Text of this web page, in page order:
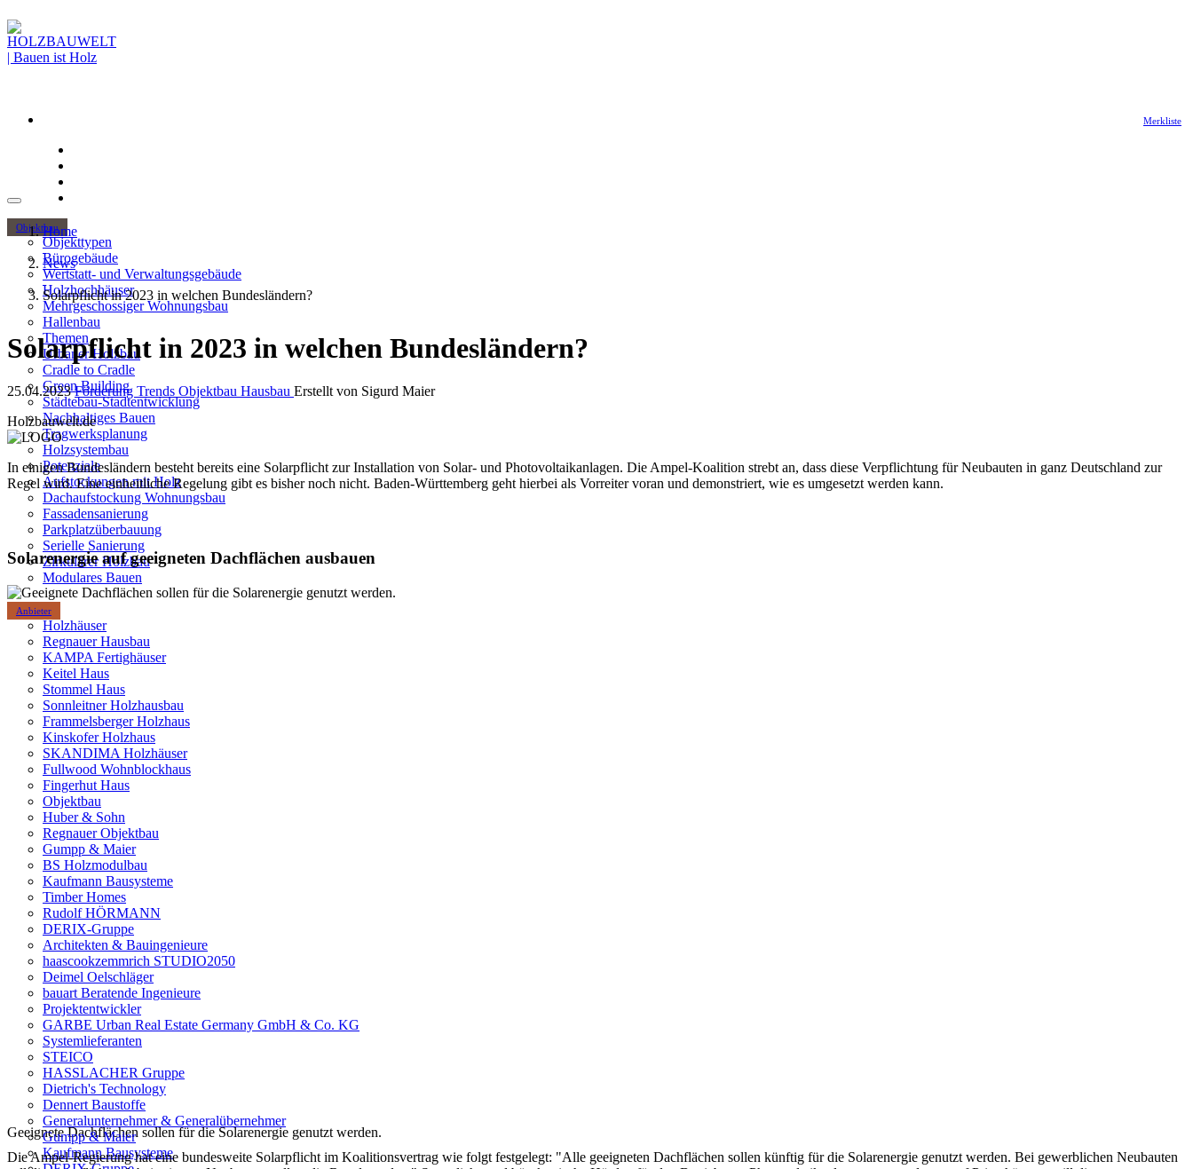
Merkliste
Objektbau
Objekttypen
Bürogebäude
Wertstatt- und Verwaltungsgebäude
Holzhochhäuser
Mehrgeschossiger Wohnungsbau
Hallenbau
Themen
Urbaner Holzbau
Cradle to Cradle
Green Building
Städtebau-Stadtentwicklung
Nachhaltiges Bauen
Tragwerksplanung
Holzsystembau
Potenziale
Aufstockungen mit Holz
Dachaufstockung Wohnungsbau
Fassadensanierung
Parkplatzüberbauung
Serielle Sanierung
Zirkulärer Holzbau
Modulares Bauen
Anbieter
Holzhäuser
Regnauer Hausbau
KAMPA Fertighäuser
Keitel Haus
Stommel Haus
Sonnleitner Holzhausbau
Frammelsberger Holzhaus
Kinskofer Holzhaus
SKANDIMA Holzhäuser
Fullwood Wohnblockhaus
Fingerhut Haus
Objektbau
Huber & Sohn
Regnauer Objektbau
Gumpp & Maier
BS Holzmodulbau
Kaufmann Bausysteme
Timber Homes
Rudolf HÖRMANN
DERIX-Gruppe
Architekten & Bauingenieure
haascookzemmrich STUDIO2050
Deimel Oelschläger
bauart Beratende Ingenieure
Projektentwickler
GARBE Urban Real Estate Germany GmbH & Co. KG
Systemlieferanten
STEICO
HASSLACHER Gruppe
Dietrich's Technology
Dennert Baustoffe
Generalunternehmer & Generalübernehmer
Gumpp & Maier
Kaufmann Bausysteme
Home
News
Solarpflicht in 2023 in welchen Bundesländern?
Solarpflicht in 2023 in welchen Bundesländern?
25.04.2023Förderung Trends Objektbau Hausbau Erstellt von Sigurd Maier
Holzbauwelt.de
In einigen Bundesländern besteht bereits eine Solarpflicht zur Installation von Solar- und Photovoltaikanlagen. Die Ampel-Koalition strebt an, dass diese Verpflichtung für Neubauten in ganz Deutschland zur
Regel wird. Eine einheitliche Regelung gibt es bisher noch nicht. Baden-Württemberg geht hierbei als Vorreiter voran und demonstriert, wie es umgesetzt werden kann.
Solarenergie auf geeigneten Dachflächen ausbauen
Geeignete Dachflächen sollen für die Solarenergie genutzt werden.
Die Ampel-Regierung hat eine bundesweite Solarpflicht im Koalitionsvertrag wie folgt festgelegt: "Alle geeigneten Dachflächen sollen künftig für die Solarenergie genutzt werden. Bei gewerblichen Neubauten